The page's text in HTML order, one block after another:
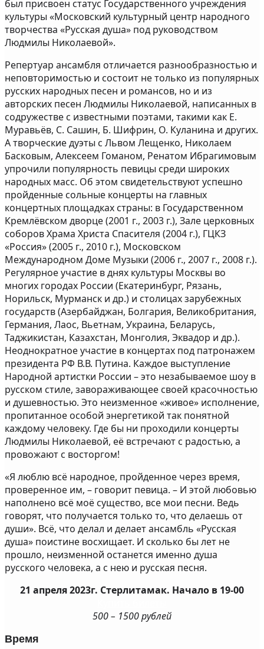
был присвоен статус Государственного учреждения
культуры «Московский культурный центр народного
творчества «Русская душа» под руководством
Людмилы Николаевой».
Репертуар ансамбля отличается разнообразностью и
неповторимостью и состоит не только из популярных
русских народных песен и романсов, но и из
авторских песен Людмилы Николаевой, написанных в
содружестве с известными поэтами, такими как Е.
Муравьёв, С. Сашин, Б. Шифрин, О. Куланина и других.
А творческие дуэты с Львом Лещенко, Николаем
Басковым, Алексеем Гоманом, Ренатом Ибрагимовым
упрочили популярность певицы среди широких
народных масс. Об этом свидетельствуют успешно
пройденные сольные концерты на главных
концертных площадках страны: в Государственном
Кремлёвском дворце (2001 г., 2003 г.), Зале церковных
соборов Храма Христа Спасителя (2004 г.), ГЦКЗ
«Россия» (2005 г., 2010 г.), Московском
Международном Доме Музыки (2006 г., 2007 г., 2008 г.).
Регулярное участие в днях культуры Москвы во
многих городах России (Екатеринбург, Рязань,
Норильск, Мурманск и др.) и столицах зарубежных
государств (Азербайджан, Болгария, Великобритания,
Германия, Лаос, Вьетнам, Украина, Беларусь,
Таджикистан, Казахстан, Монголия, Эквадор и др.).
Неоднократное участие в концертах под патронажем
президента РФ В.В. Путина. Каждое выступление
Народной артистки России – это незабываемое шоу в
русском стиле, завораживающее своей красочностью
и душевностью. Это неизменное «живое» исполнение,
пропитанное особой энергетикой так понятной
каждому человеку. Где бы ни проходили концерты
Людмилы Николаевой, её встречают с радостью, а
провожают с восторгом!
«Я люблю всё народное, пройденное через время,
проверенное им, – говорит певица. – И этой любовью
наполнено всё моё существо, все мои песни. Ведь
говорят, что получается только то, что делаешь от
души». Всё, что делал и делает ансамбль «Русская
душа» поистине восхищает. И сколько бы лет не
прошло, неизменной останется именно душа
русского человека, а с нею и русская песня.
21 апреля 2023г. Стерлитамак. Начало в 19-00
500 – 1500 рублей
Время